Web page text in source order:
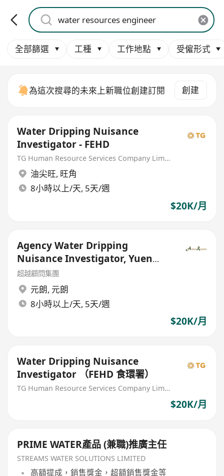
全部篩選 工種 工作地點 受僱形式
為這次搜尋的未來上新職位創建訂閱 創建
Water Dripping Nuisance
Investigator - FEHD
TG Human Resource Services Company Limited
油尖旺, 旺角
8小時以上/天, 5天/週
$20K/月
Agency Water Dripping
Nuisance Investigator, Yuen
Long - Government Outsourced
超越顧問集團
元朗, 元朗
8小時以上/天, 5天/週
$20K/月
Water Dripping Nuisance
Investigator （FEHD 食環署）
TG Human Resource Services Company Limited
$20K/月
PRIME WATER產品 (兼職)推廣主任
STREAMS WATER SOLUTIONS LIMITED
高額提成，銷售獎金，超額銷售獎金等